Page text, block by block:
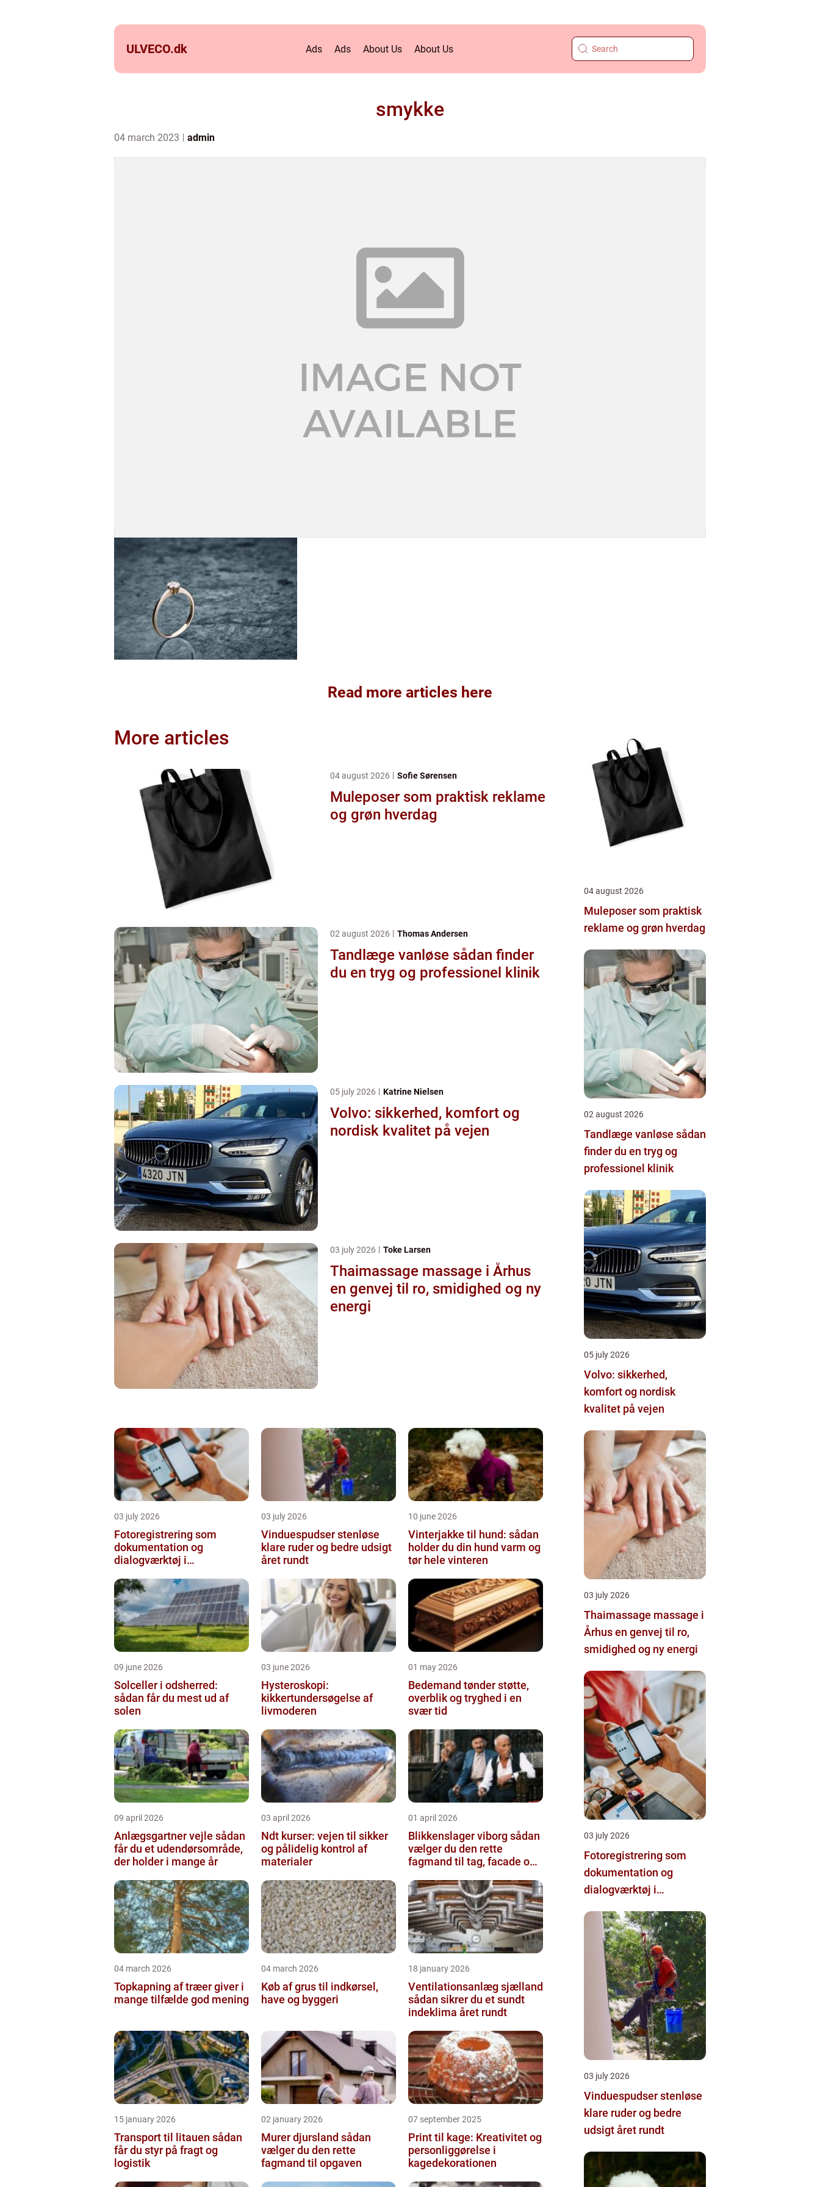
ULVECO.dk Ads Ads About Us About Us
smykke
04 march 2023 admin
Read more articles here
More articles
04 august 2026 Sofie Sørensen
Muleposer som praktisk reklame
og grøn hverdag
02 august 2026 Thomas Andersen
Tandlæge vanløse sådan finder
du en tryg og professionel klinik
05 july 2026 Katrine Nielsen
Volvo: sikkerhed, komfort og
nordisk kvalitet på vejen
03 july 2026 Toke Larsen
Thaimassage massage i Århus
en genvej til ro, smidighed og ny
energi
03 july 2026
Fotoregistrering som
dokumentation og
dialogværktøj i
03 july 2026
Vinduespudser stenløse
klare ruder og bedre udsigt
året rundt
10 june 2026
Vinterjakke til hund: sådan
holder du din hund varm og
tør hele vinteren
09 june 2026
Solceller i odsherred:
sådan får du mest ud af
solen
03 june 2026
Hysteroskopi:
kikkertundersøgelse af
livmoderen
01 may 2026
Bedemand tønder støtte,
overblik og tryghed i en
svær tid
09 april 2026
Anlægsgartner vejle sådan
får du et udendørsområde,
der holder i mange år
03 april 2026
Ndt kurser: vejen til sikker
og pålidelig kontrol af
materialer
01 april 2026
Blikkenslager viborg sådan
vælger du den rette
fagmand til tag, facade og
04 march 2026
Topkapning af træer giver i
mange tilfælde god mening
04 march 2026
Køb af grus til indkørsel,
have og byggeri
18 january 2026
Ventilationsanlæg sjælland
sådan sikrer du et sundt
indeklima året rundt
15 january 2026
Transport til litauen sådan
får du styr på fragt og
logistik
02 january 2026
Murer djursland sådan
vælger du den rette
fagmand til opgaven
07 september 2025
Print til kage: Kreativitet og
personliggørelse i
kagedekorationen
04 august 2026
Muleposer som praktisk
reklame og grøn hverdag
02 august 2026
Tandlæge vanløse sådan
finder du en tryg og
professionel klinik
05 july 2026
Volvo: sikkerhed,
komfort og nordisk
kvalitet på vejen
03 july 2026
Thaimassage massage i
Århus en genvej til ro,
smidighed og ny energi
03 july 2026
Fotoregistrering som
dokumentation og
dialogværktøj i
03 july 2026
Vinduespudser stenløse
klare ruder og bedre
udsigt året rundt